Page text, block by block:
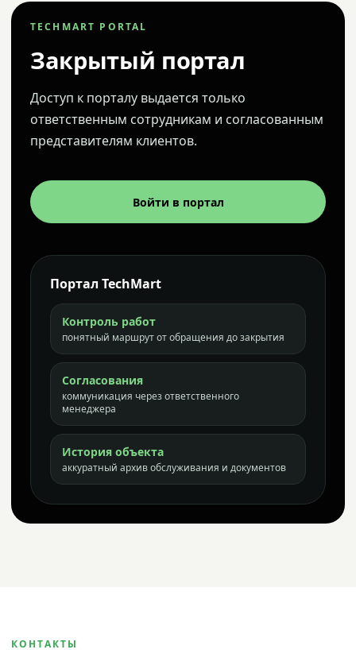
TECHMART PORTAL
Закрытый портал
Доступ к порталу выдается только
ответственным сотрудникам и согласованным
представителям клиентов.
Войти в портал
Портал TechMart
Контроль работ
понятный маршрут от обращения до закрытия
Согласования
коммуникация через ответственного
менеджера
История объекта
аккуратный архив обслуживания и документов
КОНТАКТЫ